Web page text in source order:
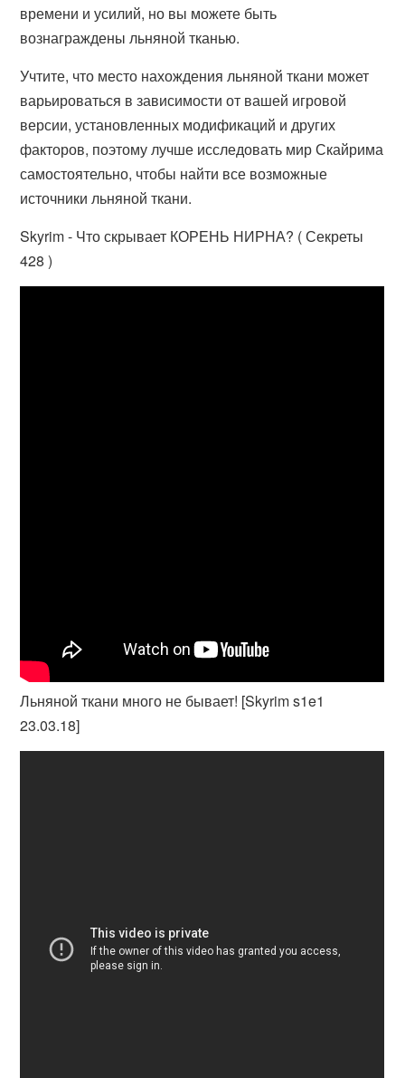
времени и усилий, но вы можете быть
вознаграждены льняной тканью.
Учтите, что место нахождения льняной ткани может
варьироваться в зависимости от вашей игровой
версии, установленных модификаций и других
факторов, поэтому лучше исследовать мир Скайрима
самостоятельно, чтобы найти все возможные
источники льняной ткани.
Skyrim - Что скрывает КОРЕНЬ НИРНА? ( Секреты
428 )
Льняной ткани много не бывает! [Skyrim s1e1
23.03.18]